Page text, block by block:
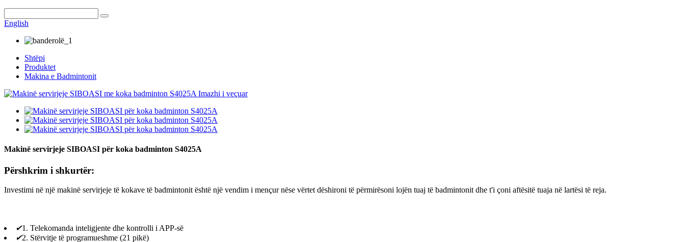
English
Shtëpi
Produktet
Makina e Badmintonit
Makinë servirjeje SIBOASI për koka badminton S4025A
Përshkrim i shkurtër:
Investimi në një makinë servirjeje të kokave të badmintonit është një vendim i mençur nëse vërtet dëshironi të përmirësoni lojën tuaj të badmintonit dhe t'i çoni aftësitë tuaja në lartësi të reja.
✔1. Telekomanda inteligjente dhe kontrolli i APP-së
✔2. Stërvitje të programueshme (21 pikë)